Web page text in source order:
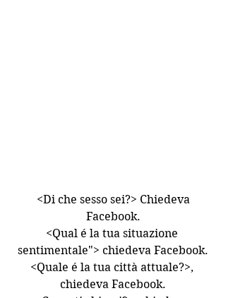
Facebook.
<Qual é la tua situazione
sentimentale"> chiedeva Facebook.
<Quale é la tua città attuale?>,
chiedeva Facebook.